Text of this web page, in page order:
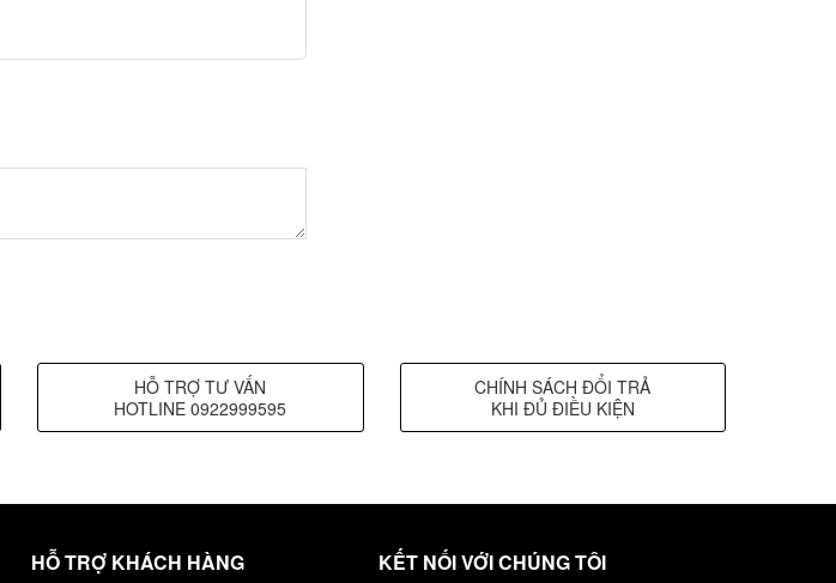
HỖ TRỢ TƯ VẤN
HOTLINE 0922999595
CHÍNH SÁCH ĐỔI TRẢ
KHI ĐỦ ĐIỀU KIỆN
HỖ TRỢ KHÁCH HÀNG KẾT NỐI VỚI CHÚNG TÔI